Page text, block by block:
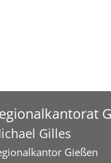
Gilles
Gießen